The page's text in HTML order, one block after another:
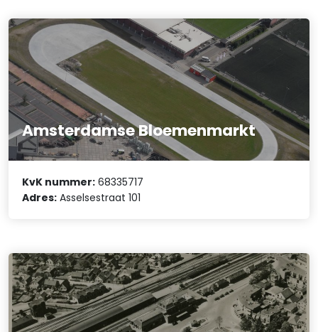
Amsterdamse Bloemenmarkt
KvK nummer: 68335717
Adres: Asselsestraat 101